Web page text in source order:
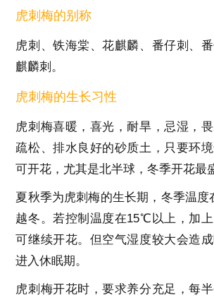
虎刺梅的别称
虎刺、铁海棠、花麒麟、番仔刺、番
麒麟刺。
虎刺梅的生长习性
虎刺梅喜暖，喜光，耐旱，忌湿，
疏松、排水良好的砂质土，只要环
可开花，尤其是北半球，冬季开花最
夏秋季为虎刺梅的生长期，冬季温度
越冬。若控制温度在15℃以上，加
可继续开花。但空气湿度较大会造
进入休眠期。
虎刺梅开花时，要求养分充足，每